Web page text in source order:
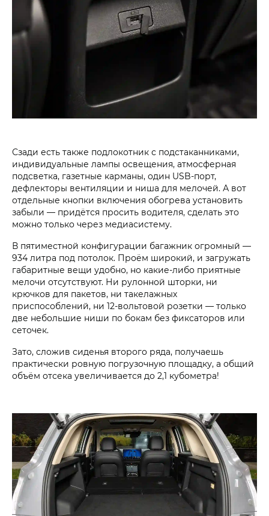
Сзади есть также подлокотник с подстаканниками,
индивидуальные лампы освещения, атмосферная
подсветка, газетные карманы, один USB-порт,
дефлекторы вентиляции и ниша для мелочей. А вот
отдельные кнопки включения обогрева установить
забыли — придётся просить водителя, сделать это
можно только через медиасистему.
В пятиместной конфигурации багажник огромный —
934 литра под потолок. Проём широкий, и загружать
габаритные вещи удобно, но какие-либо приятные
мелочи отсутствуют. Ни рулонной шторки, ни
крючков для пакетов, ни такелажных
приспособлений, ни 12-вольтовой розетки — только
две небольшие ниши по бокам без фиксаторов или
сеточек.
Зато, сложив сиденья второго ряда, получаешь
практически ровную погрузочную площадку, а общий
объём отсека увеличивается до 2,1 кубометра!